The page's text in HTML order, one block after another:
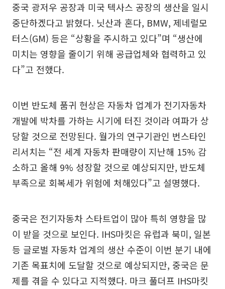
중국 광저우 공장과 미국 텍사스 공장의 생산을 일시
중단하겠다고 밝혔다. 닛산과 혼다, BMW, 제네럴모
터스(GM) 등은 “상황을 주시하고 있다”며 “생산에
미치는 영향을 줄이기 위해 공급업체와 협력하고 있
다”고 전했다.
이번 반도체 품귀 현상은 자동차 업계가 전기자동차
개발에 박차를 가하는 시기에 터진 것이라 여파가 상
당할 것으로 전망된다. 월가의 연구기관인 번스타인
리서치는 “전 세계 자동차 판매량이 지난해 15% 감
소하고 올해 9% 성장할 것으로 예상되지만, 반도체
부족으로 회복세가 위험에 처해있다”고 설명했다.
중국은 전기자동차 스타트업이 많아 특히 영향을 많
이 받을 것으로 보인다. IHS마킷은 유럽과 북미, 일본
등 글로벌 자동차 업계의 생산 수준이 이번 분기 내에
기존 목표치에 도달할 것으로 예상되지만, 중국은 문
제를 겪을 수 있다고 지적했다. 마크 풀더프 IHS마킷